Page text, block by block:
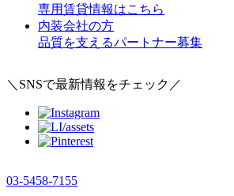
専用賃貸情報はこちら
内装会社の方
品質を支えるパートナー募集
＼SNSで最新情報をチェック／
03-5458-7155